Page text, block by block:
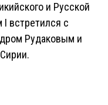
и Русской
I встретился с
Рудаковым и